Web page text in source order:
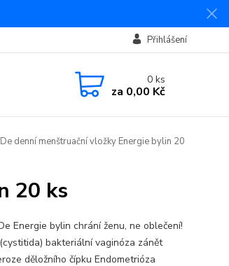
Přihlášení
0ks
za 0,00 Kč
denní menštruační vložky Energie bylin 20
20 ks
Energie bylin chrání ženu, ne oblečení!
bakteriální vaginóza zánět
děložního čípku Endometrióza